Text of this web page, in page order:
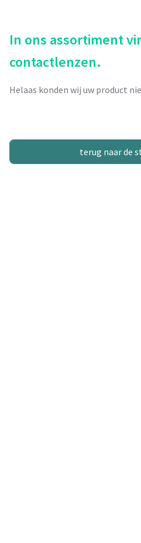
In ons assortiment
contactlenzen.
Helaas konden wij uw product
terug naar de